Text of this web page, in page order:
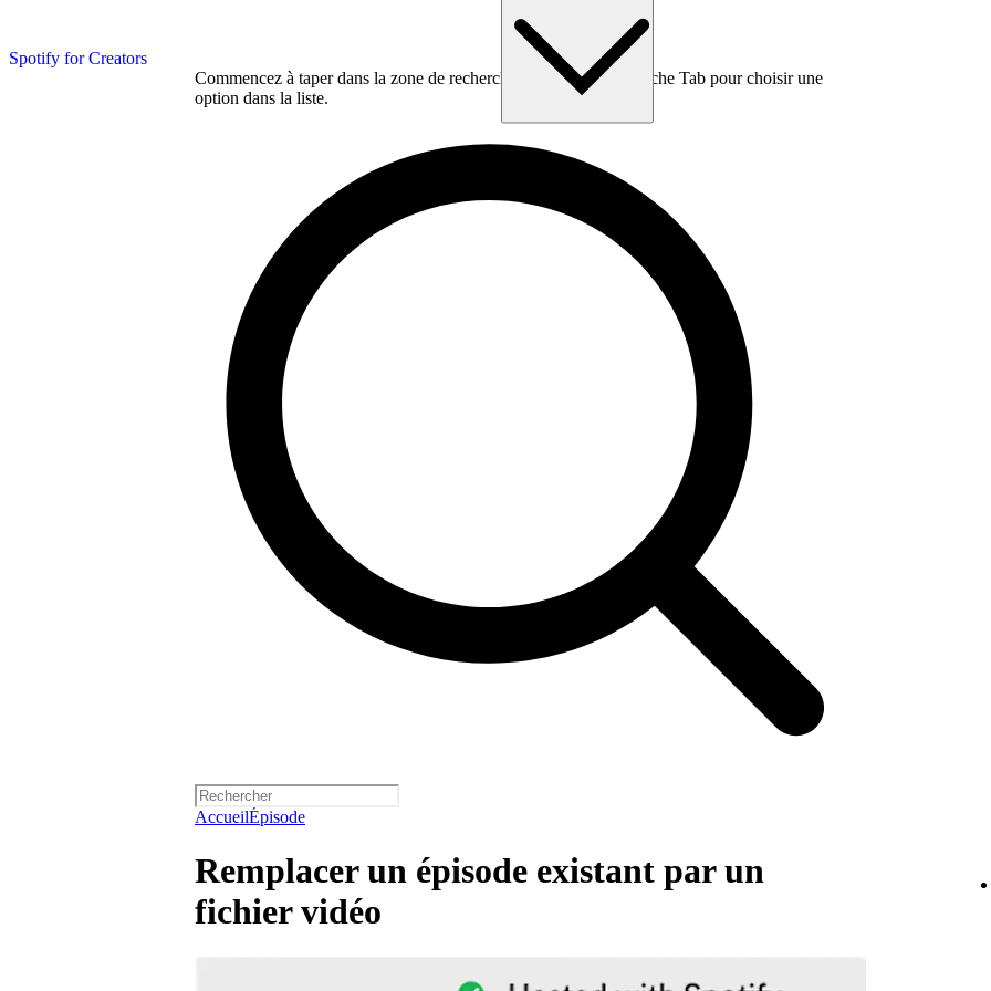
Spotify for Creators
Commencez à taper dans la zone de recherche, puis utilisez la touche Tab pour choisir une
option dans la liste.
AccueilÉpisode
Remplacer un épisode existant par un
fichier vidéo